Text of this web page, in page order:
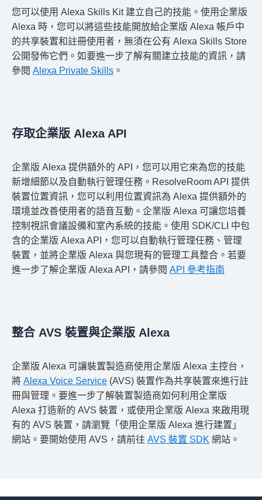
您可以使用 Alexa Skills Kit 建立自己的技能。使用企業版
Alexa 時，您可以將這些技能開放給企業版 Alexa 帳戶中
的共享裝置和註冊使用者，無須在公有 Alexa Skills Store
公開發佈它們。如要進一步了解有關建立技能的資訊，請
參閱 Alexa Private Skills 。
存取企業版 Alexa API
企業版 Alexa 提供額外的 API，您可以用它來為您的技能
新增細節以及自動執行管理任務。ResolveRoom API 提供
裝置位置資訊，您可以利用位置資訊為 Alexa 提供額外的
環境並改善使用者的語音互動。企業版 Alexa 可讓您培養
控制視訊會議設備和室內系統的技能。使用 SDK/CLI 中包
含的企業版 Alexa API，您可以自動執行管理任務、管理
裝置，並將企業版 Alexa 與您現有的管理工具整合。若要
進一步了解企業版 Alexa API，請參閱 API 參考指南
整合 AVS 裝置與企業版 Alexa
企業版 Alexa 可讓裝置製造商使用企業版 Alexa 主控台，
將 Alexa Voice Service (AVS) 裝置作為共享裝置來進行註
冊與管理。要進一步了解裝置製造商如何利用企業版
Alexa 打造新的 AVS 裝置，或使用企業版 Alexa 來啟用現
有的 AVS 裝置，請瀏覽「使用企業版 Alexa 進行建置」
網站。要開始使用 AVS，請前往 AVS 裝置 SDK 網站。